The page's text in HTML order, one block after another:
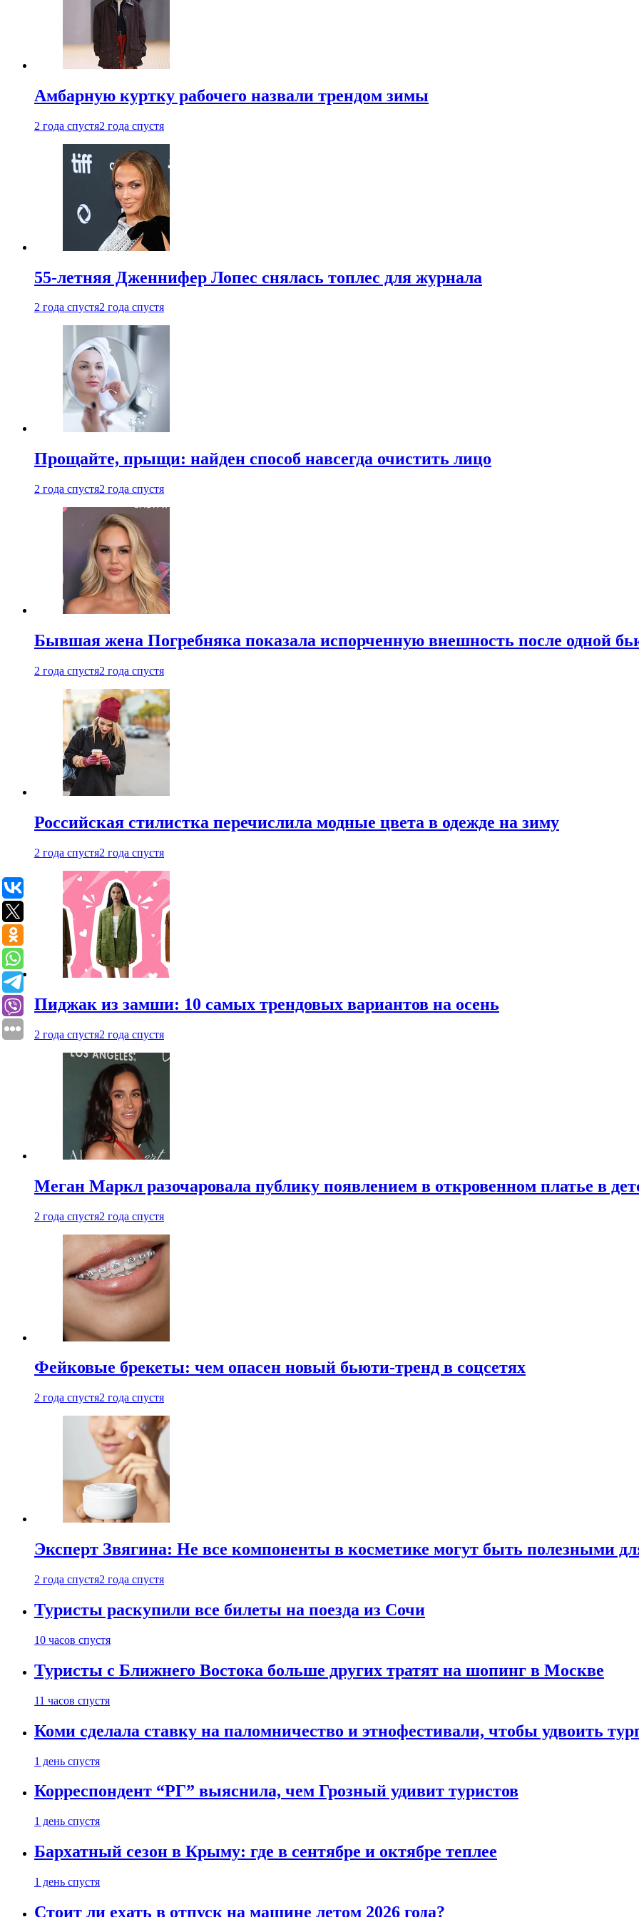
Амбарную куртку рабочего назвали трендом зимы
2 года спустя2 года спустя
55-летняя Дженнифер Лопес снялась топлес для журнала
2 года спустя2 года спустя
Прощайте, прыщи: найден способ навсегда очистить лицо
2 года спустя2 года спустя
Бывшая жена Погребняка показала испорченную внешность после одной
2 года спустя2 года спустя
Российская стилистка перечислила модные цвета в одежде на зиму
2 года спустя2 года спустя
Пиджак из замши: 10 самых трендовых вариантов на осень
2 года спустя2 года спустя
Меган Маркл разочаровала публику появлением в откровенном платье в
2 года спустя2 года спустя
Фейковые брекеты: чем опасен новый бьюти-тренд в соцсетях
2 года спустя2 года спустя
Эксперт Звягина: Не все компоненты в косметике могут быть полезными
2 года спустя2 года спустя
Туристы раскупили все билеты на поезда из Сочи
10 часов спустя
Туристы с Ближнего Востока больше других тратят на шопинг в Москве
11 часов спустя
Коми сделала ставку на паломничество и этнофестивали, чтобы удвоить
1 день спустя
Корреспондент “РГ” выяснила, чем Грозный удивит туристов
1 день спустя
Бархатный сезон в Крыму: где в сентябре и октябре теплее
1 день спустя
Стоит ли ехать в отпуск на машине летом 2026 года?